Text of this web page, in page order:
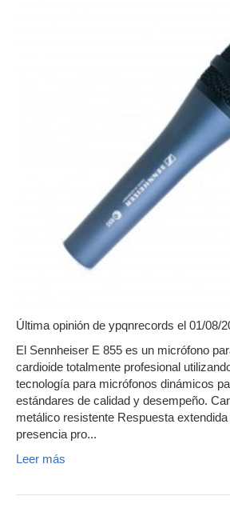
Última opinión de ypqnrecords el 01/08/
El Sennheiser E 855 es un micrófono
cardioide totalmente profesional
tecnología para micrófonos dinámicos
estándares de calidad y desempeño.
metálico resistente Respuesta
presencia pro...
Leer más